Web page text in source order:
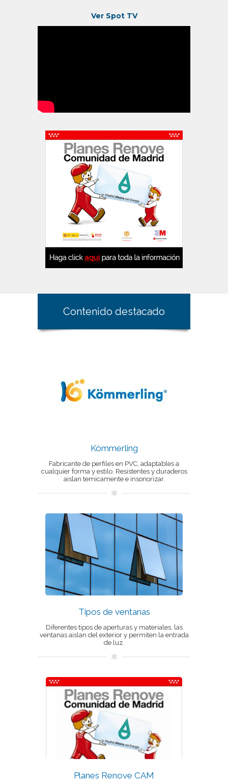
Ver Spot TV
Contenido destacado
Kömmerling
Fabricante de perfiles en PVC, adaptables a
cualquier forma y estilo. Resistentes y duraderos
aislan temicamente e insonorizar.
Tipos de ventanas
Diferentes tipos de aperturas y materiales, las
ventanas aislan del exterior y permiten la entrada
de luz.
Planes Renove CAM